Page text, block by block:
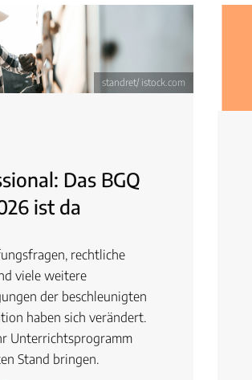
standret/ istock.com
Das BGQ
ist da
rechtliche
viele weitere
der beschleunigten
haben sich verändert.
Unterrichtsprogramm
Stand bringen.